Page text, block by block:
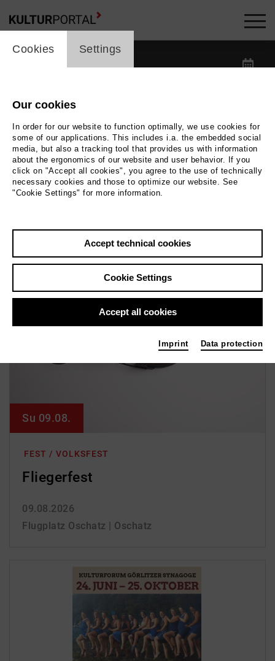
Kalender -
label_category
label_location
FEST / VOLKSFEST
Fliegerfest
09.08.2026
Flugplatz Oschatz | Oschatz
Su 09.08.
cookie_layer
Cookies Settings
Our cookies
In order for our website to function optimally, we use cookies for
some of our applications. This includes i.a. the embedded social
media, but also a tracking tool that provides us with information
about the ergonomics of our website and user behavior. If you
click on "Accept all cookies", you agree to the use of technically
necessary cookies and those to optimize our website. See
"Cookie Settings" for more information.
Accept technical cookies
Cookie Settings
Accept all cookies
Imprint Data protection